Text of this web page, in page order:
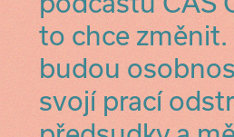
to chce
budou
svojí prací